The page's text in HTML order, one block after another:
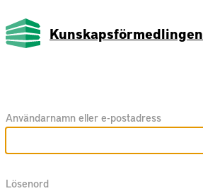
Kunskapsförmedlingen
Användarnamn eller e-postadress
Lösenord